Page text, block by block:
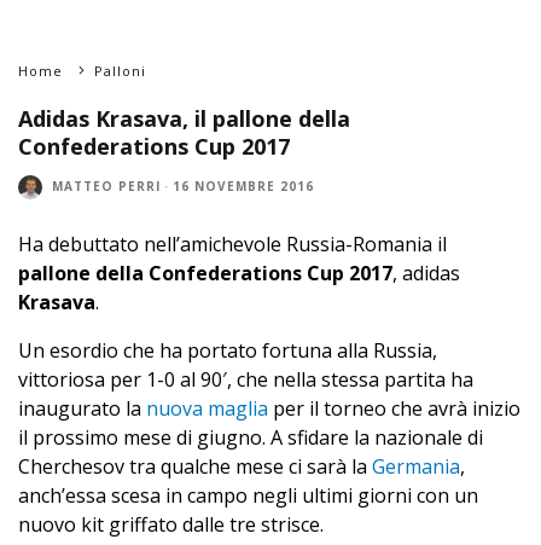
Home Palloni
Adidas Krasava, il pallone della
Confederations Cup 2017
MATTEO PERRI · 16 NOVEMBRE 2016
Ha debuttato nell’amichevole Russia-Romania il
pallone della Confederations Cup 2017, adidas
Krasava.
Un esordio che ha portato fortuna alla Russia,
vittoriosa per 1-0 al 90′, che nella stessa partita ha
inaugurato la nuova maglia per il torneo che avrà inizio
il prossimo mese di giugno. A sfidare la nazionale di
Cherchesov tra qualche mese ci sarà la Germania,
anch’essa scesa in campo negli ultimi giorni con un
nuovo kit griffato dalle tre strisce.